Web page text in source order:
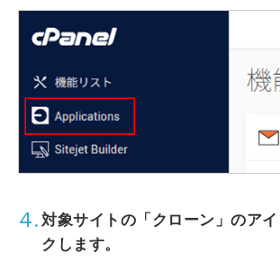
4.対象サイトの「クローン」のア
クします。